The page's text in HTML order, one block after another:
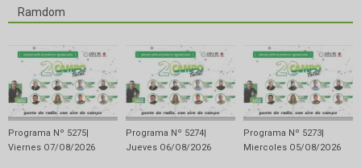
Ramdom
Programa Nº 5275|
Viernes O7/O8/2O26
Programa Nº 5274|
Jueves O6/O8/2O26
Programa Nº 5273|
Miercoles O5/O8/2O26